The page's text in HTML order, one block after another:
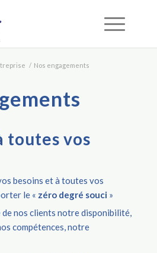
/ Nos engagements
toutes vos
besoins et à toutes vos
le « zéro degré souci »
nos clients notre disponibilité,
compétences, notre